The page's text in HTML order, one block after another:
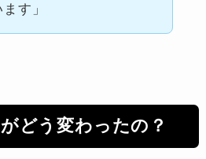
す」
どう変わったの？